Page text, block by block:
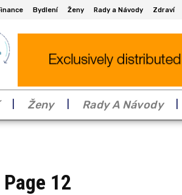
Bydlení Ženy Rady a Návody Zdraví
Ženy Rady A Návody
12